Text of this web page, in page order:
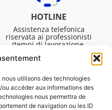
utilisons des technologies
accéder aux informations des
nous permettra de
de navigation ou les ID
HOTLINE
Assistenza telefonica
riservata ai professionisti
(tempi di lavorazione,
Dal lunedì al venerdì dalle